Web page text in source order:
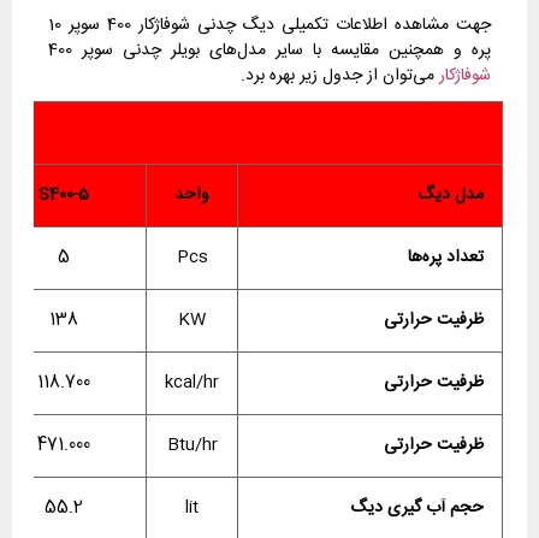
جهت مشاهده اطلاعات تکمیلی دیگ چدنی شوفاژکار 400 سوپر 10
پره و همچنین مقایسه با سایر مدل‌های بویلر چدنی سوپر 400
شوفاژکارمی‌توان از جدول زیر بهره برد.
مدل دیگ واحد S400-5
تعداد پره‌ها Pcs
5
ظرفیت حرارتی KW
138
ظرفیت حرارتی kcal/hr
118.700
ظرفیت حرارتی Btu/hr
471.000
حجم آب گیری دیگ lit
55.2